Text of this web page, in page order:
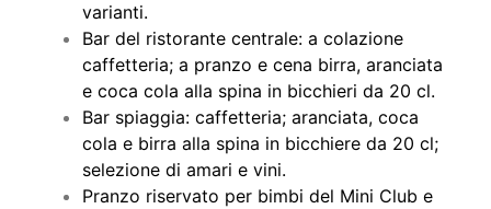
varianti.
Bar del ristorante centrale: a colazione
caffetteria; a pranzo e cena birra, aranciata
e coca cola alla spina in bicchieri da 20 cl.
Bar spiaggia: caffetteria; aranciata, coca
cola e birra alla spina in bicchiere da 20 cl;
selezione di amari e vini.
Pranzo riservato per bimbi del Mini Club e